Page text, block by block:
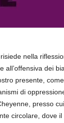
nella
dei
presente,
di
presso
circolare, dove